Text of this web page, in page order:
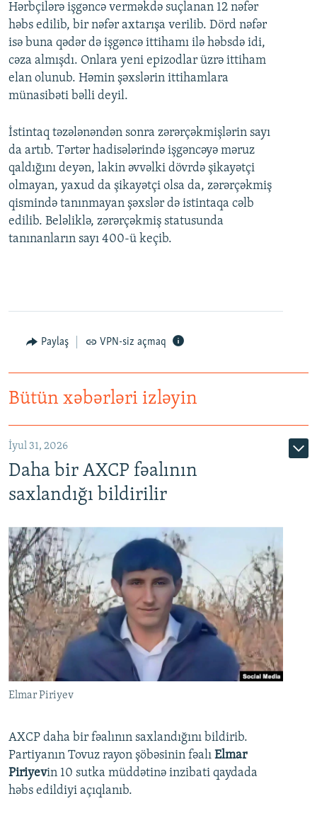
Hərbçilərə işgəncə verməkdə suçlanan 12 nəfər
həbs edilib, bir nəfər axtarışa verilib. Dörd nəfər
isə buna qədər də işgəncə ittihamı ilə həbsdə idi,
cəza almışdı. Onlara yeni epizodlar üzrə ittiham
elan olunub. Həmin şəxslərin ittihamlara
münasibəti bəlli deyil.
İstintaq təzələnəndən sonra zərərçəkmişlərin sayı
da artıb. Tərtər hadisələrində işgəncəyə məruz
qaldığını deyən, lakin əvvəlki dövrdə şikayətçi
olmayan, yaxud da şikayətçi olsa da, zərərçəkmiş
qismində tanınmayan şəxslər də istintaqa cəlb
edilib. Beləliklə, zərərçəkmiş statusunda
tanınanların sayı 400-ü keçib.
Paylaş VPN-siz açmaq
Bütün xəbərləri izləyin
İyul 31, 2026
Daha bir AXCP fəalının
saxlandığı bildirilir
Elmar Piriyev
AXCP daha bir fəalının saxlandığını bildirib.
Partiyanın Tovuz rayon şöbəsinin fəalı Elmar
Piriyevin 10 sutka müddətinə inzibati qaydada
həbs edildiyi açıqlanıb.